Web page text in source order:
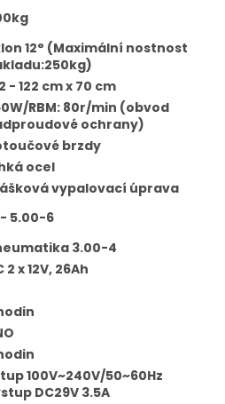
12° (Maximální nostnost
- 122 cm x 70 cm
RBM: 80r/min (obvod
ochrany)
brzdy
ocel
vypalovací úprava
- 5.00-6
3.00-4
2 x 12V, 26Ah
100V~240V/50~60Hz
DC29V 3.5A